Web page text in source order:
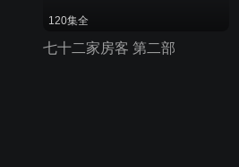
120集全
七十二家房客 第二部